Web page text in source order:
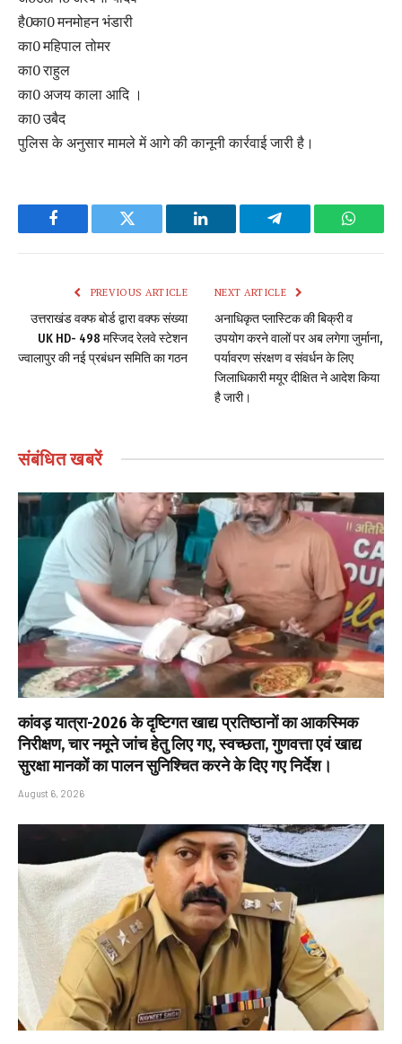
है0का0 मनमोहन भंडारी
का0 महिपाल तोमर
का0 राहुल
का0 अजय काला आदि ।
का0 उबैद
पुलिस के अनुसार मामले में आगे की कानूनी कार्रवाई जारी है।
Facebook Twitter LinkedIn Telegram
PREVIOUS ARTICLE
उत्तराखंड वक्फ बोर्ड द्वारा वक्फ संख्या
UK HD- 498 मस्जिद रेलवे स्टेशन
ज्वालापुर की नई प्रबंधन समिति का गठन
NEXT ARTICLE
अनाधिकृत प्लास्टिक की बिक्री व
उपयोग करने वालों पर अब लगेगा जुर्माना,
पर्यावरण संरक्षण व संवर्धन के लिए
जिलाधिकारी मयूर दीक्षित ने आदेश किया
है जारी।
संबंधितखबरें
कांवड़ यात्रा-2026 के दृष्टिगत खाद्य प्रतिष्ठानों का आकस्मिक
निरीक्षण, चार नमूने जांच हेतु लिए गए, स्वच्छता, गुणवत्ता एवं खाद्य
सुरक्षा मानकों का पालन सुनिश्चित करने के दिए गए निर्देश।
August 6, 2026